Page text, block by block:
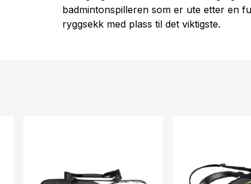
badmintonspilleren som er ute etter en
ryggsekk med plass til det viktigste.